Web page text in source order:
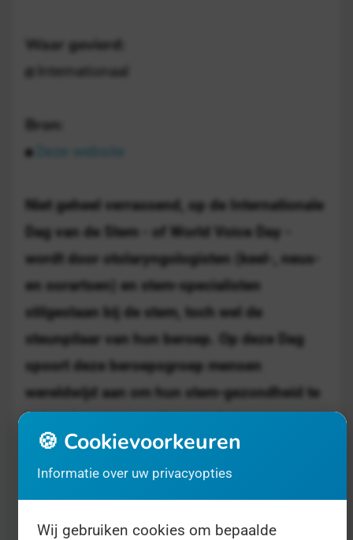
Waar gevierd:
Internationaal
Bron:
Niet geheel verrassend, op de Internationale
Dag van de Stem - of World Voice Day -
wordt door otolaryngologisten (keel-, neus-
en oorartsen) en stem-specialisten
stilgestaan bij de stem, toch wel de
steunpilaar van hun beroep. Op deze Dag
spoort deze beroepsgroep mensen
wereldwijd aan om hun stem-gezondheid te
behouden en om actie te ondernemen om
"goede stem-gewoonten te ontwikkelen".
Wat dat ook mag betekenen dan.
Dat hebben we eerder gehoord. The
🍪 Cookievoorkeuren
Informatie over uw privacyopties
Wij gebruiken cookies om bepaalde